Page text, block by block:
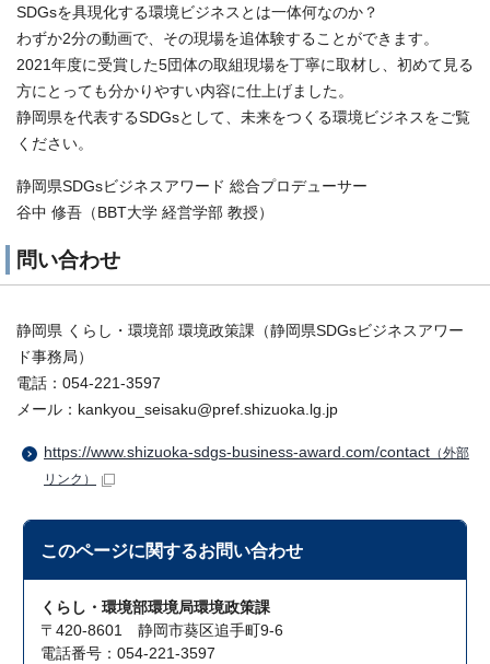
SDGsを具現化する環境ビジネスとは一体何なのか？
わずか2分の動画で、その現場を追体験することができます。
2021年度に受賞した5団体の取組現場を丁寧に取材し、初めて見る
方にとっても分かりやすい内容に仕上げました。
静岡県を代表するSDGsとして、未来をつくる環境ビジネスをご覧
ください。
静岡県SDGsビジネスアワード 総合プロデューサー
谷中 修吾（BBT大学 経営学部 教授）
問い合わせ
静岡県 くらし・環境部 環境政策課（静岡県SDGsビジネスアワー
ド事務局）
電話：054-221-3597
メール：kankyou_seisaku@pref.shizuoka.lg.jp
https://www.shizuoka-sdgs-business-award.com/contact （外部
リンク）
このページに関するお問い合わせ
くらし・環境部環境局環境政策課
〒420-8601 静岡市葵区追手町9-6
電話番号：054-221-3597